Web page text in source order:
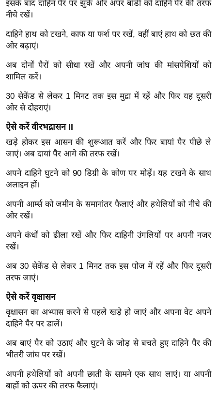
त
ऑ
टो
र्ल्ड
न्यू
ज
ब्री
फ
म
नो
रं
ज
न
ग
बॉ
ली
वु
ड
हॉ
ली
वु
ड
फि
ल्म
मी
इसके बाद दाहिने पैर पर झुकें और अपर बॉडी को दाहिने पैर की तरफ
नीचे रखें।
दाहिने हाथ को टखने, काफ या फर्श पर रखें, वहीं बाएं हाथ को छत की
ओर बढ़ाएं।
अब दोनों पैरों को सीधा रखें और अपनी जांघ की मांसपेशियों को
शामिल करें।
30 सेकेंड से लेकर 1 मिनट तक इस मुद्रा में रहें और फिर यह दूसरी
ओर से दोहराएं।
ऐसे करें वीरभद्रासन II
खड़े होकर इस आसन की शुरूआत करें और फिर बायां पैर पीछे ले
जाएं। अब दायां पैर आगे की तरफ रखें।
अपने दाहिने घुटने को 90 डिग्री के कोण पर मोड़ें। यह टखने के साथ
अलाइन हों।
अपनी आर्म्स को जमीन के समानांतर फैलाएं और हथेलियों को नीचे की
ओर रखें।
अपने कंधों को ढीला रखें और फिर दाहिनी उंगलियों पर अपनी नजर
रखें।
अब 30 सेकेंड से लेकर 1 मिनट तक इस पोज में रहें और फिर दूसरी
तरफ जाएं।
ऐसे करें वृक्षासन
वृक्षासन का अभ्यास करने से पहले खड़े हो जाएं और अपना वेट अपने
दाहिने पैर पर डालें।
अब बाएं पैर को उठाएं और घुटने के जोड़ से बचते हुए दाहिने पैर की
भीतरी जांघ पर रखें।
अपनी हथेलियों को अपनी छाती के सामने एक साथ लाएं। या अपनी
बाहों को ऊपर की तरफ फैलाएं।